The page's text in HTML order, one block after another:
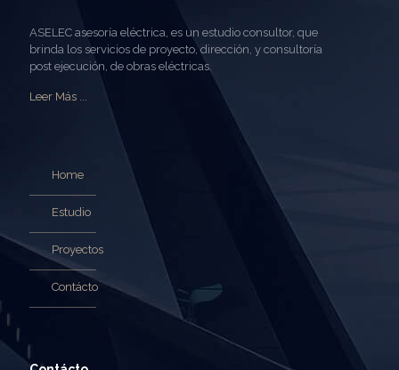
ASELEC asesoría eléctrica, es un estudio consultor, que
brinda los servicios de proyecto, dirección, y consultoría
post ejecución, de obras eléctricas.
Leer Más ...
Home
Estudio
Proyectos
Contácto